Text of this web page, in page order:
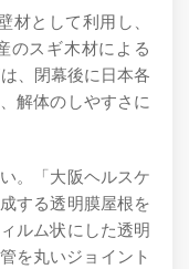
として利用し、
のスギ木材による
、閉幕後に日本各
解体のしやすさに
。「大阪ヘルスケ
する透明膜屋根を
ルム状にした透明
を丸いジョイント